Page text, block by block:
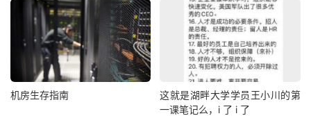
机房生存指南
这就是湖畔大学学员王小川的第
一课笔记么，i 了 i 了